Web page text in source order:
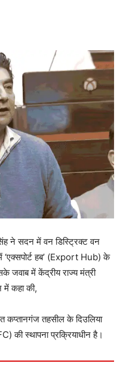
ने सदन में वन डिस्ट्रिक्ट वन
हब’ (Export Hub) के
जवाब में केंद्रीय राज्य मंत्री
में कहा की,
कप्तानगंज तहसील के दिउलिया
की स्थापना प्रक्रियाधीन है।